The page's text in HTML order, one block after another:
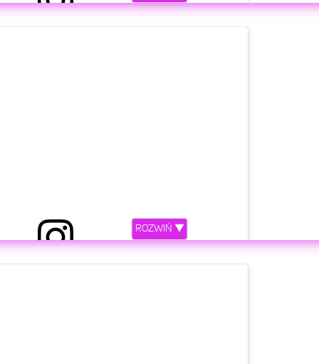
Małgorzata Rozenek-Majdan (@m_rozenek)
Małgorzata Rozenek-Majdan (@m_rozenek)
ROZWIŃ ▼